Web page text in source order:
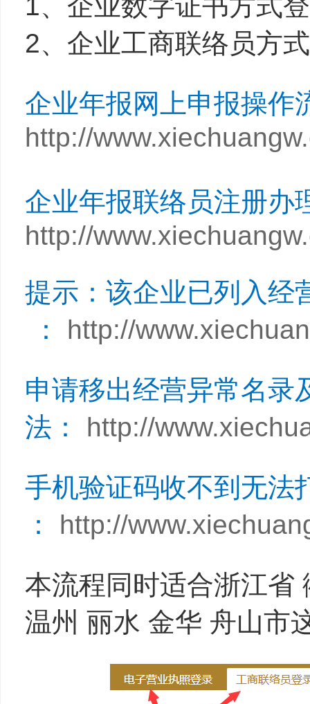
2、企业工商联络员方
企业年报网上申报操作
http://
企业年报联络员注册办
http://
提示：该企业已列入经
： http://
申请移出经营异常名录
法： http://
手机验证码收不到无法
： http://
本流程同时适合浙江省
温州 丽水 金华 舟山市